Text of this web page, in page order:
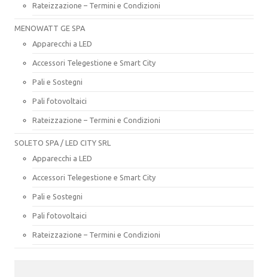
Rateizzazione – Termini e Condizioni
MENOWATT GE SPA
Apparecchi a LED
Accessori Telegestione e Smart City
Pali e Sostegni
Pali fotovoltaici
Rateizzazione – Termini e Condizioni
SOLETO SPA / LED CITY SRL
Apparecchi a LED
Accessori Telegestione e Smart City
Pali e Sostegni
Pali fotovoltaici
Rateizzazione – Termini e Condizioni